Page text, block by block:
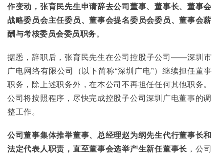
作变动，张育民先生申请辞去公司董事、董事长、董事会
战略委员会主任委员、董事会提名委员会委员、董事会薪
酬与考核委员会委员职务。
据悉，辞职后，张育民先生在公司控股子公司——深圳市
广电网络有限公司（以下简称“深圳广电”）继续担任董事
职务，除上述职务外，在本公司不再担任任何其他职务。
公司将按照程序，尽快完成控股子公司深圳广电董事的调
整工作。
公司董事集体推举董事、总经理赵为纲先生代行董事长和
法定代表人职责，直至董事会选举产生新任董事长 ，公司